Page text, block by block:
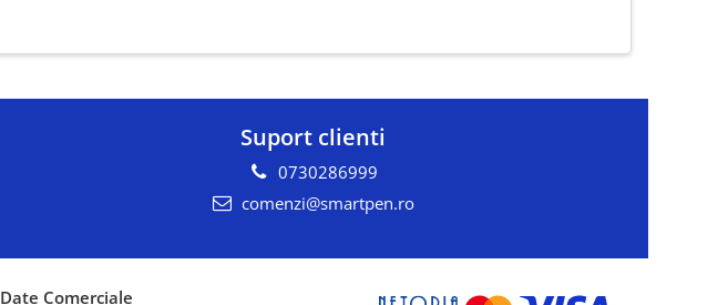
Suport clienti
0730286999
comenzi@smartpen.ro
Date Comerciale